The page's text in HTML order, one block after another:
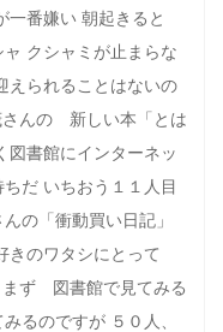
一番嫌い 朝起きると
クシャミが止まらな
られることはないの
んの 新しい本「とは
図書館にインターネッ
だ いちおう１１人目
の「衝動買い日記」
きのワタシにとって
ず 図書館で見てみる
るのですが ５０人、